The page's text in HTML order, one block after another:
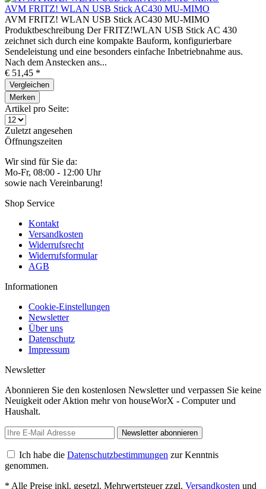
AVM FRITZ! WLAN USB Stick AC430 MU-MIMO
AVM FRITZ! WLAN USB Stick AC430 MU-MIMO
Produktbeschreibung Der FRITZ!WLAN USB Stick AC 430
zeichnet sich durch eine kompakte Bauform, konfigurierbare
Sendeleistung und eine besonders einfache Inbetriebnahme aus.
Nach dem Anstecken ans...
€ 51,45 *
Vergleichen
Merken
Artikel pro Seite:
Zuletzt angesehen
Öffnungszeiten
Wir sind für Sie da:
Mo-Fr, 08:00 - 12:00 Uhr
sowie nach Vereinbarung!
Shop Service
Kontakt
Versandkosten
Widerrufsrecht
Widerrufsformular
AGB
Informationen
Cookie-Einstellungen
Newsletter
Über uns
Datenschutz
Impressum
Newsletter
Abonnieren Sie den kostenlosen Newsletter und verpassen Sie keine
Neuigkeit oder Aktion mehr von houseWorX - Computer und
Haushalt.
Newsletter abonnieren
Ich habe die Datenschutzbestimmungen zur Kenntnis
genommen.
* Alle Preise inkl. gesetzl. Mehrwertsteuer zzgl. Versandkosten und